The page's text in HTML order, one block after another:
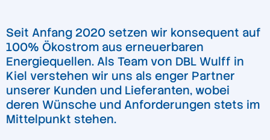
Seit Anfang 2020 setzen wir konsequent auf
100% Ökostrom aus erneuerbaren
Energiequellen. Als Team von DBL Wulff in
Kiel verstehen wir uns als enger Partner
unserer Kunden und Lieferanten, wobei
deren Wünsche und Anforderungen stets im
Mittelpunkt stehen.